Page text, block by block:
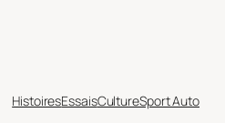
HistoiresEssaisCultureSport Auto